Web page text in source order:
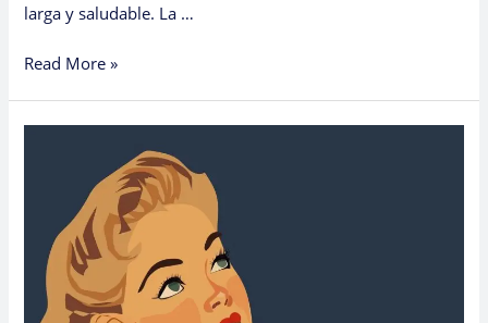
larga y saludable. La …
Read More »
Chequeos
Médicos
Mujer